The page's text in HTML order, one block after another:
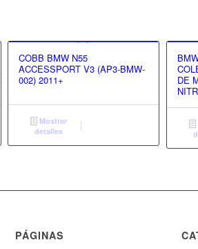
COBB BMW N55
ACCESSPORT V3 (AP3-BMW-
002) 2011+
Mostrar
detalles
DE
PÁGINAS